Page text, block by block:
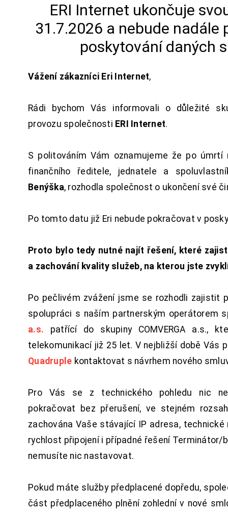
ERI Internet ukončuje
31.7.2026 a nebude nadále
poskytování daných
Vážení zákazníci Eri Internet,
Rádi bychom Vás informovali o důležité
provozu společnosti ERI Internet.
S politováním Vám oznamujeme že po úmrtí
finančního ředitele, jednatele a
Benýška, rozhodla společnost o ukončení své
Po tomto datu již Eri nebude pokračovat v
Proto bylo tedy nutné najít řešení, které
a zachování kvality služeb, na kterou jste
Po pečlivém zvážení jsme se rozhodli zajistit
spolupráci s naším partnerským operátorem
a.s. patřící do skupiny COMVERGA a.s.,
telekomunikací již 25 let. V nejbližší době Vás
Quadruple kontaktovat s návrhem nového
Pro Vás se z technického pohledu nic
pokračovat bez přerušení, ve stejném
zachována Vaše stávající IP adresa, technické
rychlost připojení i případné řešení Terminátor/
nemusíte nic nastavovat.
Pokud máte služby předplacené dopředu,
část předplaceného plnění zohlední v nové